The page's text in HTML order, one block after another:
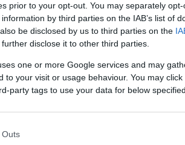
prior to your opt-out. You may separately
by third parties on the IAB’s list of
be disclosed by us to third parties on the
disclose it to other third parties.
one or more Google services and may
to your visit or usage behaviour. You may
party tags to use your data for below
Outs
και συλλογικότητες
πρεσβείας στα εγκαίνια
κεντρικό σημείο της
των Εβραίων